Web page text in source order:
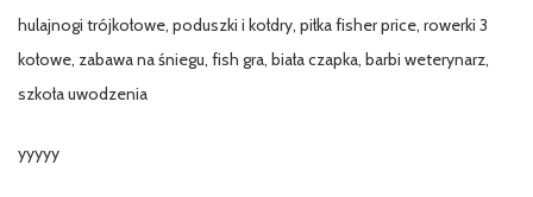
hulajnogi trójkołowe, poduszki i kołdry, piłka fisher price, rowerki 3
kołowe, zabawa na śniegu, fish gra, biała czapka, barbi weterynarz,
szkoła uwodzenia
yyyyy